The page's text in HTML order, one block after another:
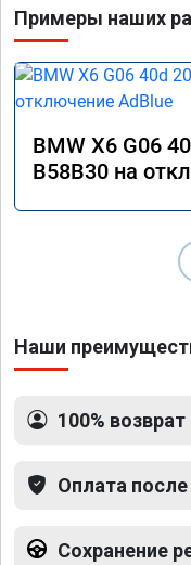
Примеры наших
BMW X6 G06
B58B30 на
Наши
100%
Оплата
Сохранение